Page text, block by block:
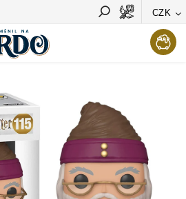
CZK
Hledat